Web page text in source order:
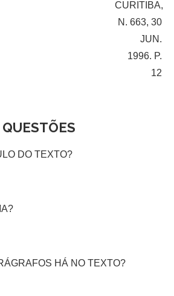
CURITIBA,
N. 663, 30
JUN.
1996. P.
12
QUESTÕES
DO TEXTO?
HÁ NO TEXTO?